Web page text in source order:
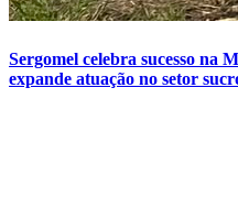
Sergomel celebra sucesso na
expande atuação no setor